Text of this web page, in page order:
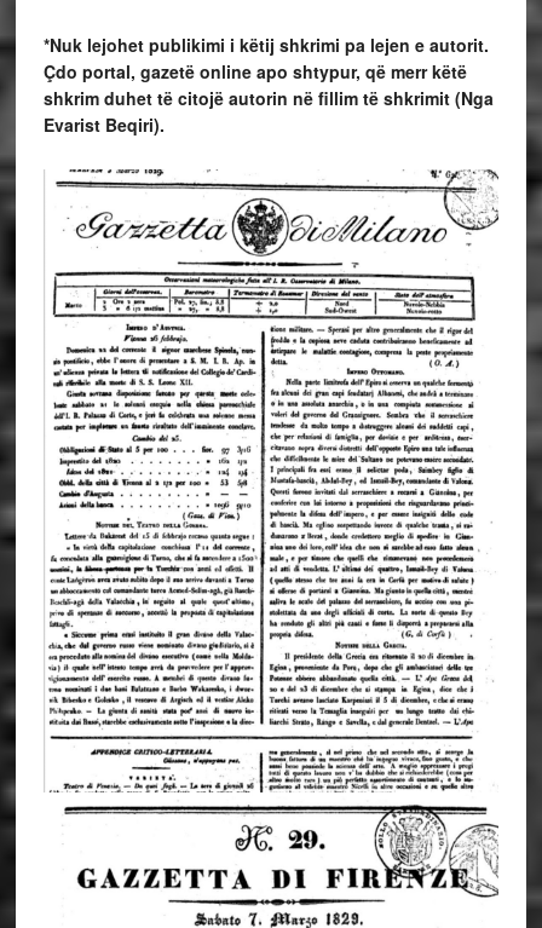
*Nuk lejohet publikimi i këtij shkrimi pa lejen e autorit.
Çdo portal, gazetë online apo shtypur, që merr këtë
shkrim duhet të citojë autorin në fillim të shkrimit (Nga
Evarist Beqiri).